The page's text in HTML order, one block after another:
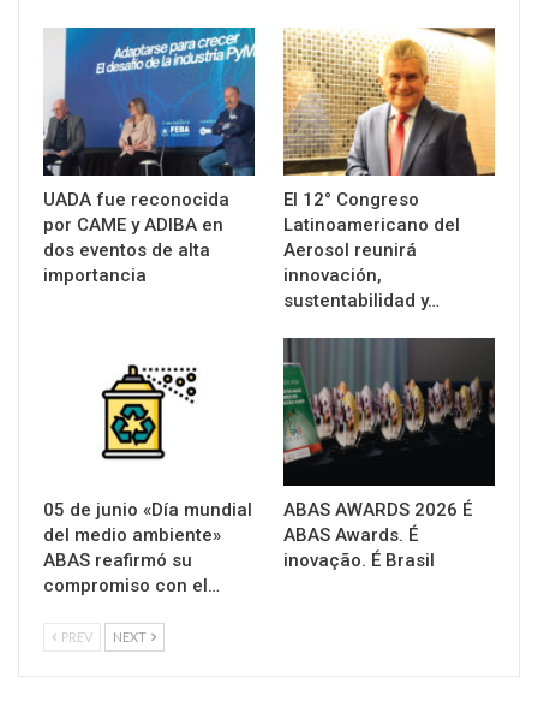
UADA fue reconocida
por CAME y ADIBA en
dos eventos de alta
importancia
El 12° Congreso
Latinoamericano del
Aerosol reunirá
innovación,
sustentabilidad y…
05 de junio «Día mundial
del medio ambiente»
ABAS reafirmó su
compromiso con el…
ABAS AWARDS 2026 É
ABAS Awards. É
inovação. É Brasil
PREV NEXT